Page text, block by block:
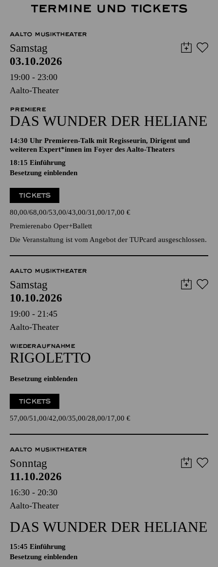
TERMINE UND TICKETS
AALTO MUSIKTHEATER
Samstag
03.10.2026
19:00 - 23:00
Aalto-Theater
PREMIERE
DAS WUNDER DER HELIANE
14:30 Uhr Premieren-Talk mit Regisseurin, Dirigent und
weiteren Expert*innen im Foyer des Aalto-Theaters
18:15 Einführung
Besetzung einblenden
TICKETS
80,00 68,00 53,00 43,00 31,00 17,00 €
Premierenabo Oper+Ballett
Die Veranstaltung ist vom Angebot der TUPcard ausgeschlossen.
AALTO MUSIKTHEATER
Samstag
10.10.2026
19:00 - 21:45
Aalto-Theater
WIEDERAUFNAHME
RIGO­LETTO
Besetzung einblenden
TICKETS
57,00 51,00 42,00 35,00 28,00 17,00 €
AALTO MUSIKTHEATER
Sonntag
11.10.2026
16:30 - 20:30
Aalto-Theater
DAS WUNDER DER HELIANE
15:45 Einführung
Besetzung einblenden